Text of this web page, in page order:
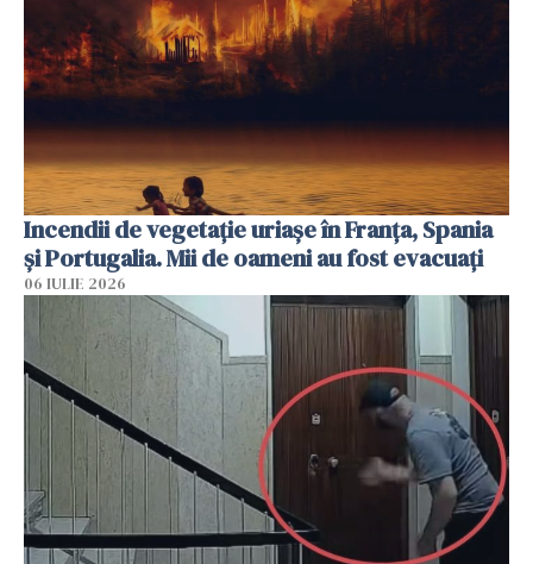
Incendii de vegetație uriașe în Franța, Spania
și Portugalia. Mii de oameni au fost evacuați
06 IULIE 2026